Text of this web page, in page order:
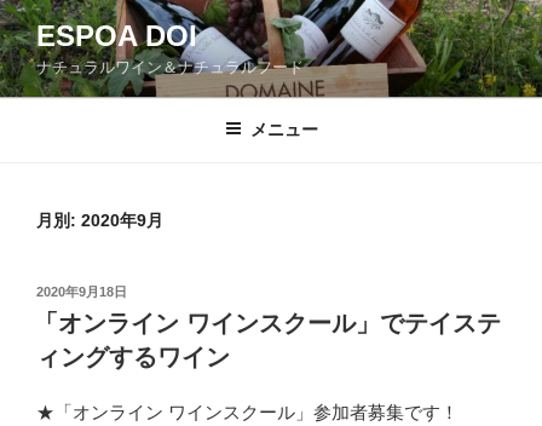
コ
ン
テ
ン
ESPOA DOI
ナチュラルワイン＆ナチュラルフード
メニュー
月別: 2020年9月
投
稿
2020年9月18日
「オンライン ワインスクール」でテイステ
ィングするワイン
★「オンライン ワインスクール」参加者募集です！